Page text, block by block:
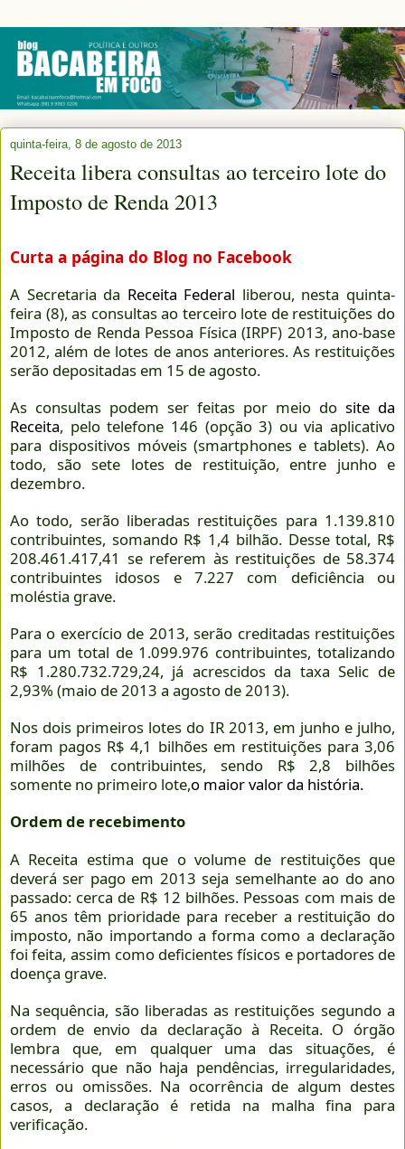
quinta-feira, 8 de agosto de 2013
Receita libera consultas ao terceiro lote do
Imposto de Renda 2013
Curta a página do Blog no Facebook
A Secretaria da Receita Federal liberou, nesta quinta-
feira (8), as consultas ao terceiro lote de restituições do
Imposto de Renda Pessoa Física (IRPF) 2013, ano-base
2012, além de lotes de anos anteriores. As restituições
serão depositadas em 15 de agosto.
As consultas podem ser feitas por meio do site da
Receita, pelo telefone 146 (opção 3) ou via aplicativo
para dispositivos móveis (smartphones e tablets). Ao
todo, são sete lotes de restituição, entre junho e
dezembro.
Ao todo, serão liberadas restituições para 1.139.810
contribuintes, somando R$ 1,4 bilhão. Desse total, R$
208.461.417,41 se referem às restituições de 58.374
contribuintes idosos e 7.227 com deficiência ou
moléstia grave.
Para o exercício de 2013, serão creditadas restituições
para um total de 1.099.976 contribuintes, totalizando
R$ 1.280.732.729,24, já acrescidos da taxa Selic de
2,93% (maio de 2013 a agosto de 2013).
Nos dois primeiros lotes do IR 2013, em junho e julho,
foram pagos R$ 4,1 bilhões em restituições para 3,06
milhões de contribuintes, sendo R$ 2,8 bilhões
somente no primeiro lote,o maior valor da história.
Ordem de recebimento
A Receita estima que o volume de restituições que
deverá ser pago em 2013 seja semelhante ao do ano
passado: cerca de R$ 12 bilhões. Pessoas com mais de
65 anos têm prioridade para receber a restituição do
imposto, não importando a forma como a declaração
foi feita, assim como deficientes físicos e portadores de
doença grave.
Na sequência, são liberadas as restituições segundo a
ordem de envio da declaração à Receita. O órgão
lembra que, em qualquer uma das situações, é
necessário que não haja pendências, irregularidades,
erros ou omissões. Na ocorrência de algum destes
casos, a declaração é retida na malha fina para
verificação.